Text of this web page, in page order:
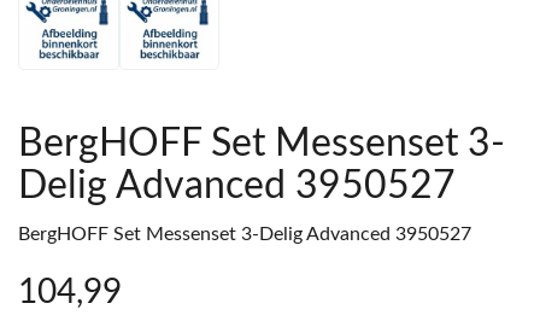
BergHOFF Set Messenset 3-
Delig Advanced 3950527
BergHOFF Set Messenset 3-Delig Advanced 3950527
104,99